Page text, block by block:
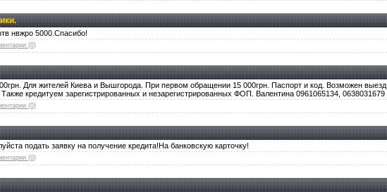
нвжро 5000.Спасибо!
(0)
Для жителей Киева и Вышгорода. При первом обращении 15 000грн. Паспорт и код. Возможен выезд
Также кредитуем зарегистрированных и незарегистрированных ФОП. Валентина 0961065134, 0638031679
(0)
подать заявку на получение кредита!На банковскую карточку!
(0)